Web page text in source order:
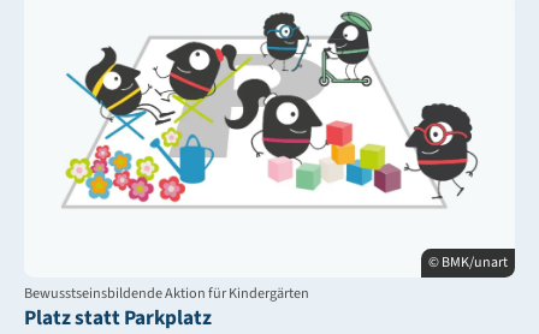
© BMK/unart
Bewusstseinsbildende Aktion für Kindergärten
Platz statt Parkplatz